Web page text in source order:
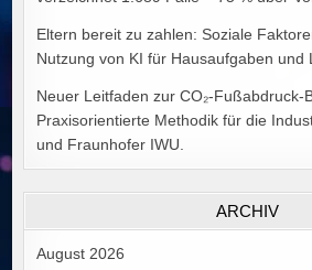
Eltern bereit zu zahlen: Soziale
Nutzung von KI für Hausaufgaben und
Neuer Leitfaden zur CO₂-Fußabdruck-
Praxisorientierte Methodik für die
und Fraunhofer IWU.
ARCHIV
August 2026